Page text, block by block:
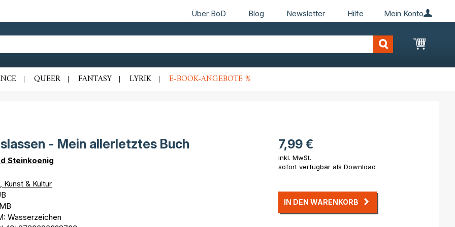
Mein Konto
Über BoD Blog Newsletter Hilfe
Mein
QUEER FANTASY LYRIK E-BOOK-ANGEBOTE %
- Mein allerletztes Buch
Steinkoenig
Kunst & Kultur
Wasserzeichen
7,99 €
inkl. MwSt.
sofort verfügbar als Download
IN DEN WARENKORB